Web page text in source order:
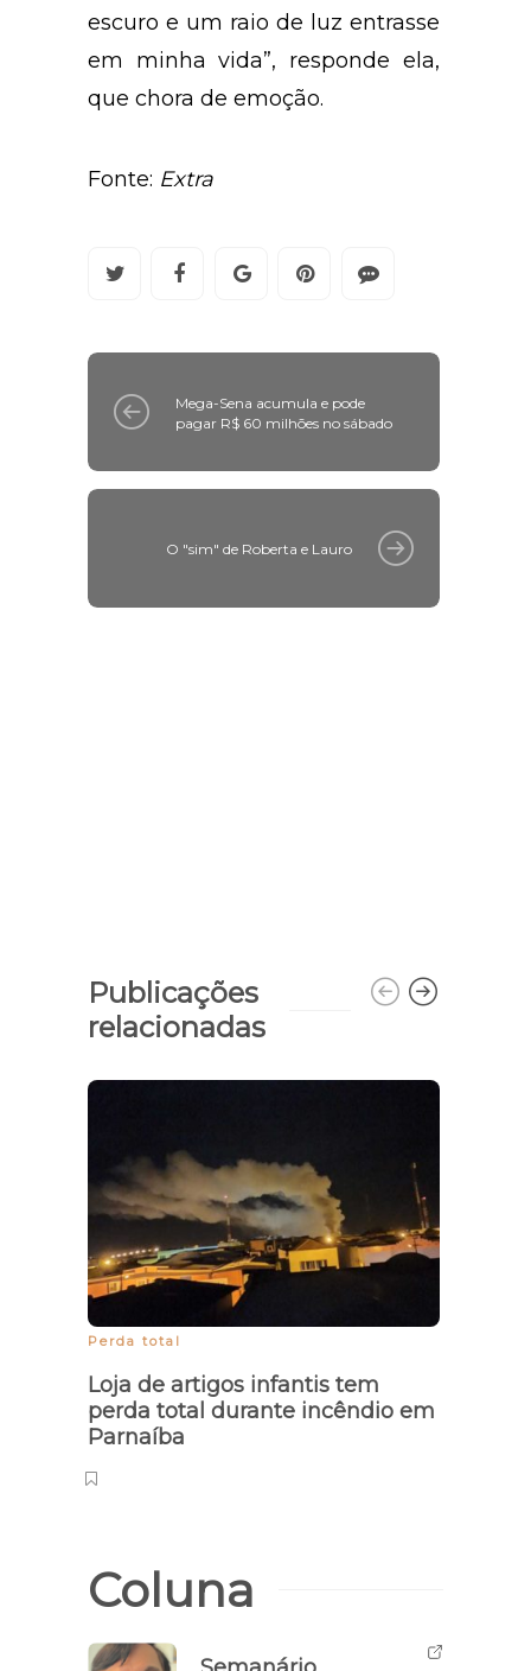
escuro e um raio de luz entrasse
em minha vida”, responde ela,
que chora de emoção.
Fonte: Extra
Mega-Sena acumula e pode
pagar R$ 60 milhões no sábado
O "sim" de Roberta e Lauro
Publicações
relacionadas
Perda total
Loja de artigos infantis tem
perda total durante incêndio em
Parnaíba
Coluna